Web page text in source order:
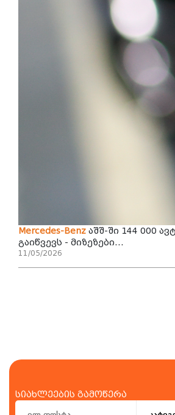
Mercedes-Benz აშშ-ში 144 000
გაიწვევს - მიზეზები...
11/05/2026
სიახლეების გამოწერა